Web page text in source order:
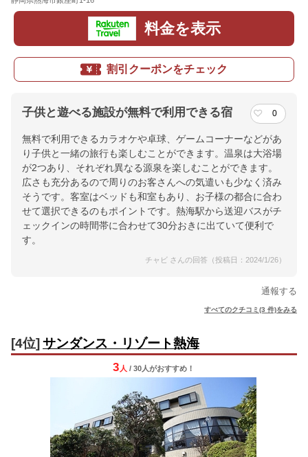
料金を表示
割引クーポンをチェック
子供と遊べる施設が無料で利用できる宿 0
無料で利用できるカラオケや卓球、ゲームコーナーなどがあ
り子供と一緒の旅行も楽しむことができます。温泉は大浴場
が2つあり、それぞれ異なる源泉を楽しむことができます。
広さも充分あるので周りのお客さんへの気遣いも少なく済み
そうです。客室はベッドも和室もあり、お子様の都合に合わ
せて選択できるのもポイントです。熱海駅から送迎バスがチ
ェックインの時間帯に合わせて30分おきに出ていて便利で
す。
チャビ さんの回答（投稿日：2024/1/26）
通報する
すべてのクチコミ(3 件)をみる
[4位] サンダンス・リゾート熱海
3 人 / 30人がおすすめ！